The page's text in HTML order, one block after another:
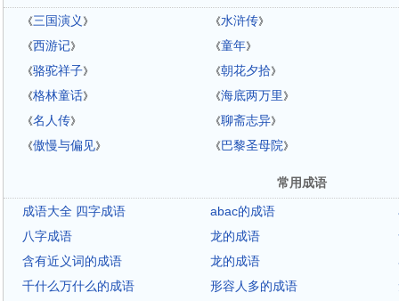
《三国演义 》 《水浒传》
《西游记》 《童年》
《骆驼祥子》 《朝花夕拾》
《格林童话》 《海底两万里 》
《名人传》 《聊斋志异》
《傲慢与偏见》 《巴黎圣母院》
常用成语
成语大全 四字成语
abac的成语
八字成语
龙的成语
含有近义词的成语
龙的成语
千什么万什么的成语
形容人多的成语